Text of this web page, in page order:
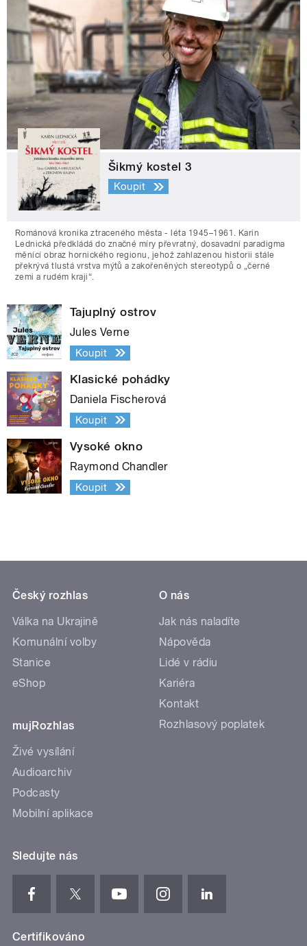
Šikmý kostel 3
Koupit
Románová kronika ztraceného města - léta 1945–1961. Karin
Lednická předkládá do značné míry převratný, dosavadní paradigma
měnící obraz hornického regionu, jehož zahlazenou historii stále
překrývá tlustá vrstva mýtů a zakořeněných stereotypů o „černé
zemi a rudém kraji“.
Tajuplný ostrov
Jules Verne
Koupit
Klasické pohádky
Daniela Fischerová
Koupit
Vysoké okno
Raymond Chandler
Koupit
Český rozhlas
Válka na Ukrajině
Komunální volby
Stanice
eShop
mujRozhlas
Živé vysílání
Audioarchiv
Podcasty
Mobilní aplikace
O nás
Jak nás naladíte
Nápověda
Lidé v rádiu
Kariéra
Kontakt
Rozhlasový poplatek
Sledujte nás
Certifikováno